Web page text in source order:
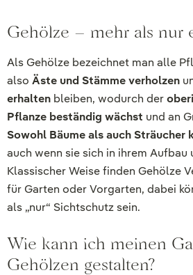
Gehölze – mehr als nur
Als Gehölze bezeichnet man alle
also Äste und Stämme verholzen
erhalten bleiben, wodurch der
Pflanze beständig wächst und an
Sowohl Bäume als auch Sträucher
auch wenn sie sich in ihrem Aufbau
Klassischer Weise finden Gehölze
für Garten oder Vorgarten, dabei
als „nur“ Sichtschutz sein.
Wie kann ich meinen
Gehölzen gestalten?